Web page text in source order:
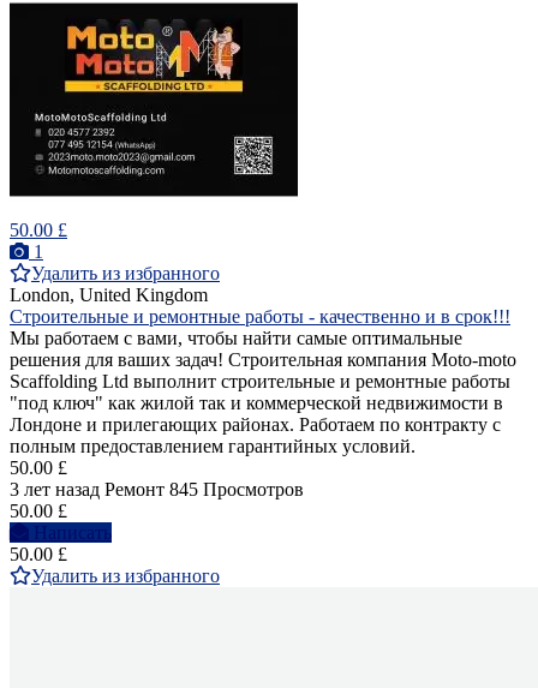
50.00 £
1
Удалить из избранного
London, United Kingdom
Строительные и ремонтные работы - качественно и в срок!!!
Мы работаем с вами, чтобы найти самые оптимальные
решения для ваших задач! Строительная компания Moto-moto
Scaffolding Ltd выполнит строительные и ремонтные работы
"под ключ" как жилой так и коммерческой недвижимости в
Лондоне и прилегающих районах. Работаем по контракту с
полным предоставлением гарантийных условий.
50.00 £
3 лет назад Ремонт 845 Просмотров
50.00 £
Написать
50.00 £
Удалить из избранного